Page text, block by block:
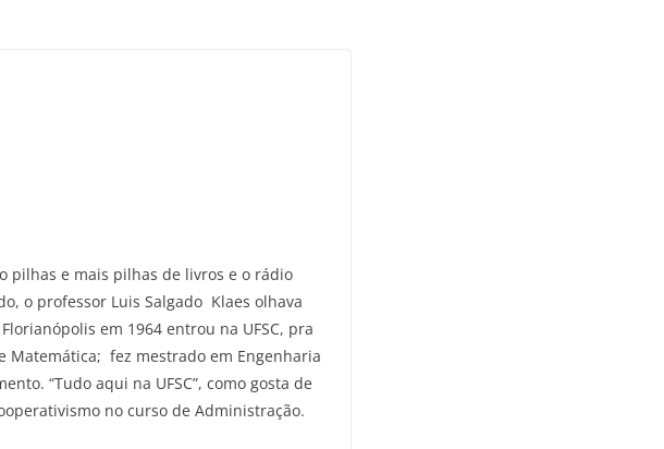
pilhas e mais pilhas de livros e o rádio
o professor Luis Salgado Klaes olhava
em 1964 entrou na UFSC, pra
Matemática; fez mestrado em Engenharia
“Tudo aqui na UFSC”, como gosta de
no curso de Administração.